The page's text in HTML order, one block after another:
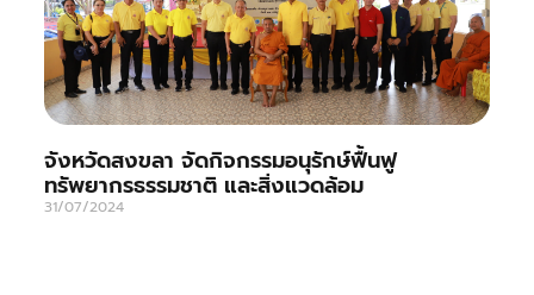
จังหวัดสงขลา จัดกิจกรรมอนุรักษ์ฟื้นฟู
ทรัพยากรธรรมชาติ และสิ่งแวดล้อม
31/07/2024